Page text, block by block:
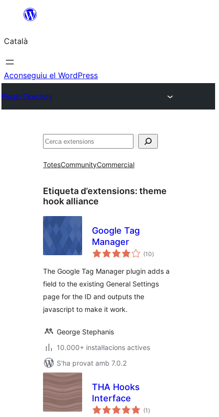
contingut
Català
Aconseguiu el WordPress
Plugin Directory
Cerca
TotesCommunityCommercial
Etiqueta d’extensions: theme
hook alliance
Google Tag
Manager
(10puntuacions
totals
)
The Google Tag Manager plugin adds a
field to the existing General Settings
page for the ID and outputs the
javascript to make it work.
George Stephanis
10.000+ instal·lacions actives
S'ha provat amb 7.0.2
THA Hooks
Interface
(1 puntuacions
totals
)